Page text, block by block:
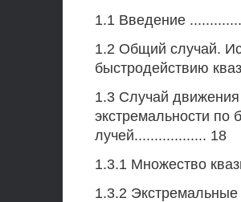
1.1 Введение
1.2 Общий случай.
быстродействию
1.3 Случай
экстремальности по
лучей.................. 18
1.3.1 Множество
1.3.2 Экстремальные